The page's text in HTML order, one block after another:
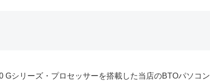
シリーズ・プロセッサーを搭載した当店のBTOパソコン